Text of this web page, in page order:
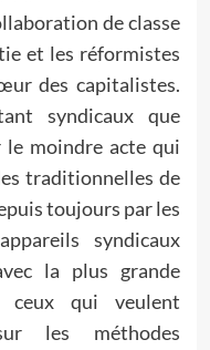
de classe
et les réformistes
des capitalistes.
syndicaux que
moindre acte qui
traditionnelles de
toujours par les
syndicaux
la plus grande
ceux qui veulent
les méthodes